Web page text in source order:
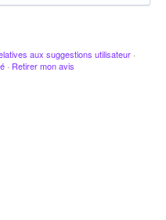
aux suggestions utilisateur ·
· Retirer mon avis